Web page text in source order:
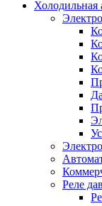
Холодильная
Реле